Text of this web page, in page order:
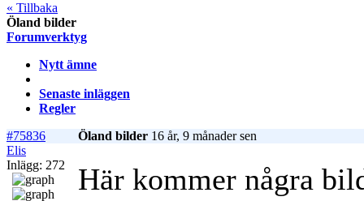
« Tillbaka
Öland bilder
Forumverktyg
Nytt ämne
Senaste inläggen
Regler
#75836
Öland bilder 16 år, 9 månader sen
Elis
Inlägg: 272
Här kommer några